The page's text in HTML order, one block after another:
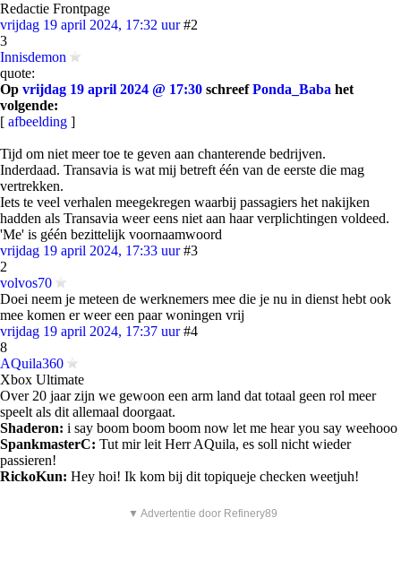
Redactie Frontpage
vrijdag 19 april 2024, 17:32 uur #2
3
Innisdemon
quote:
Op vrijdag 19 april 2024 @ 17:30 schreefPonda_Baba het
volgende:
[ afbeelding ]
Tijd om niet meer toe te geven aan chanterende bedrijven.
Inderdaad. Transavia is wat mij betreft één van de eerste die mag
vertrekken.
Iets te veel verhalen meegekregen waarbij passagiers het nakijken
hadden als Transavia weer eens niet aan haar verplichtingen voldeed.
'Me' is géén bezittelijk voornaamwoord
vrijdag 19 april 2024, 17:33 uur #3
2
volvos70
Doei neem je meteen de werknemers mee die je nu in dienst hebt ook
mee komen er weer een paar woningen vrij
vrijdag 19 april 2024, 17:37 uur #4
8
AQuila360
Xbox Ultimate
Over 20 jaar zijn we gewoon een arm land dat totaal geen rol meer
speelt als dit allemaal doorgaat.
Shaderon: i say boom boom boom now let me hear you say weehooo
SpankmasterC: Tut mir leit Herr AQuila, es soll nicht wieder
passieren!
RickoKun: Hey hoi! Ik kom bij dit topiqueje checken weetjuh!
▼ Advertentie door Refinery89